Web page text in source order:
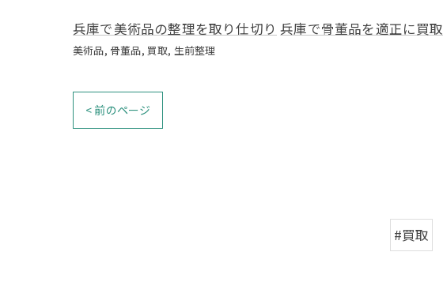
兵庫で美術品の整理を取り仕切り 兵庫で骨董品を適正に買取
美術品 骨董品 買取 生前整理
< 前のページ
#買取